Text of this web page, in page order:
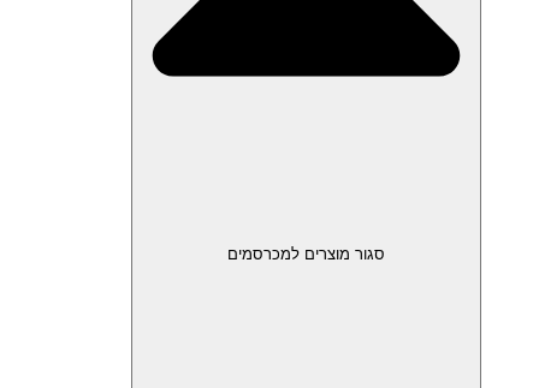
סגור מוצרים למכרסמים